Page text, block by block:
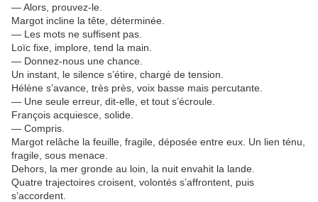
— Alors, prouvez-le.
Margot incline la tête, déterminée.
— Les mots ne suffisent pas.
Loïc fixe, implore, tend la main.
— Donnez-nous une chance.
Un instant, le silence s’étire, chargé de tension.
Hélène s’avance, très près, voix basse mais percutante.
— Une seule erreur, dit-elle, et tout s’écroule.
François acquiesce, solide.
— Compris.
Margot relâche la feuille, fragile, déposée entre eux. Un lien ténu,
fragile, sous menace.
Dehors, la mer gronde au loin, la nuit envahit la lande.
Quatre trajectoires croisent, volontés s’affrontent, puis
s’accordent.